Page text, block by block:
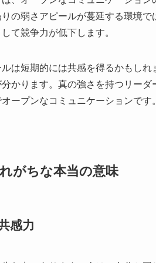
の弱さアピールが蔓延する環境
て競争力が低下します。
は短期的には共感を得るかもし
かります。真の強さを持つリー
ープンなコミュニケーションです。
がちな本当の意味
感力